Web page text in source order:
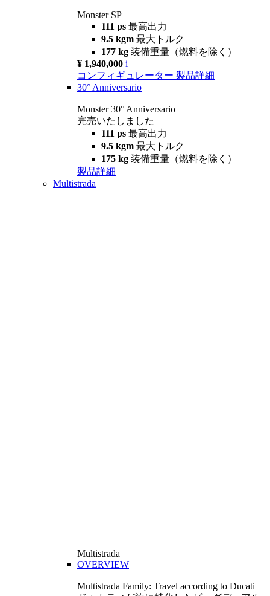
Monster SP
111 ps 最高出力
9.5 kgm 最大トルク
177 kg 装備重量（燃料を除く）
¥ 1,940,000 i
コンフィギュレーター 製品詳細
30° Anniversario
Monster 30° Anniversario
完売いたしました
111 ps 最高出力
9.5 kgm 最大トルク
175 kg 装備重量（燃料を除く）
製品詳細
Multistrada
Multistrada
OVERVIEW
Multistrada Family: Travel according to Ducati